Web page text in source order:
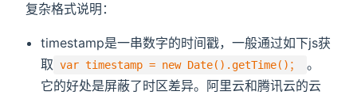
复杂格式说明：
timestamp是一串数字的时间戳，一般通过如下js获
取 var timestamp = new Date().getTime()；
。
它的好处是屏蔽了时区差异。阿里云和腾讯云的云